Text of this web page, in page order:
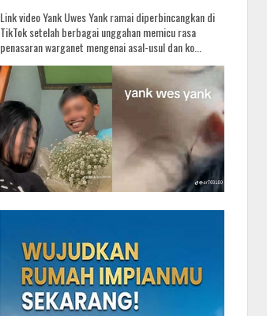
Link video Yank Uwes Yank ramai diperbincangkan di
TikTok setelah berbagai unggahan memicu rasa
penasaran warganet mengenai asal-usul dan ko...